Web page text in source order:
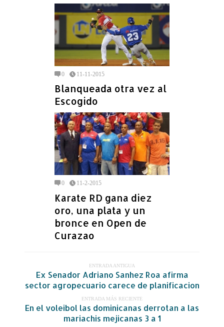
0 11-11-2015
Blanqueada otra vez al
Escogido
0 11-2-2015
Karate RD gana diez
oro, una plata y un
bronce en Open de
Curazao
ENTRADA ANTIGUA
Ex Senador Adriano Sanhez Roa afirma
sector agropecuario carece de planificacion
ENTRADA MÁS RECIENTE
En el voleibol las dominicanas derrotan a las
mariachis mejicanas 3 a 1